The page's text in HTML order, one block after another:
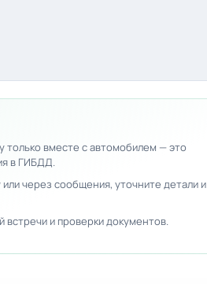
вместе с автомобилем — это
в ГИБДД.
через сообщения, уточните детали и
и проверки документов.